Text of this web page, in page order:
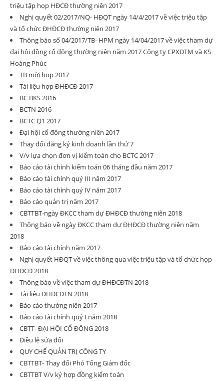
triệu tập họp HĐCĐ thường niên 2017
Nghị quyết 02/2017/NQ- HĐQT ngày 14/4/2017 về việc triệu tập
và tổ chức ĐHĐCĐ thường niên 2017
Thông báo số 04/2017/TB- HPM ngày 14/04/2017 về việc tham dự
đại hội đồng cổ đông thường niên năm 2017 Công ty CPXDTM và KS
Hoàng Phúc
TB mời họp 2017
Tài liệu hợp ĐHĐCĐ 2017
BC BKS 2016
BCTN 2016
BCTC Q1 2017
Đại hội cổ đông thường niên 2017
Thay đổi đăng ký kinh doanh lần thứ 7
V/v lựa chọn đơn vị kiểm toán cho BCTC 2017
Báo cáo tài chính kiểm toán 06 tháng đầu năm 2017
Báo cáo tài chính quý III năm 2017
Báo cáo tài chính quý IV năm 2017
Báo cáo quản trị năm 2017
CBTTBT-ngày ĐKCC tham dự ĐHĐCĐ thường niên 2018
Thông báo về ngày ĐKCC tham dự ĐHĐCĐ thường niên năm
2018
Báo cáo tài chính năm 2017
Nghị quyết HĐQT về việc thông qua việc triệu tập và tổ chức họp
ĐHĐCĐ 2018
Thông báo về việc tham dự ĐHĐCĐTN 2018
Tài liệu ĐHĐCĐTN 2018
Báo cáo thường niên 2017
Báo cáo tài chính quý I năm 2018
CBTT- ĐẠI HỘI CỔ ĐÔNG 2018
Điều lệ sửa đổi
QUY CHẾ QUẢN TRỊ CÔNG TY
CBTTBT- Thay đổi Phó Tổng Giám đốc
CBTTBT V/v ký hợp đồng kiểm toán